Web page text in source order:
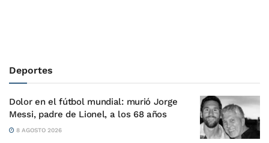
Deportes
Dolor en el fútbol mundial: murió Jorge
Messi, padre de Lionel, a los 68 años
8 AGOSTO 2026